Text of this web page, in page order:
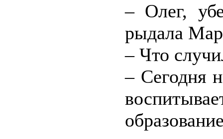
– Олег,
рыдала
– Что
– Сегодня